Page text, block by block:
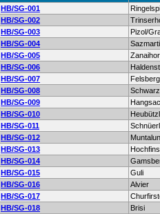
HB/SG-001
HB/SG-002
HB/SG-003
Pizol/
HB/SG-004
HB/SG-005
HB/SG-006
HB/SG-007
HB/SG-008
HB/SG-009
HB/SG-010
HB/SG-011
HB/SG-012
HB/SG-013
HB/SG-014
HB/SG-015
Guli
HB/SG-016
Alvier
HB/SG-017
HB/SG-018
Brisi